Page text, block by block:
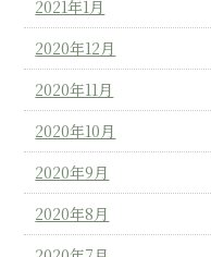
2021年1月
2020年12月
2020年11月
2020年10月
2020年9月
2020年8月